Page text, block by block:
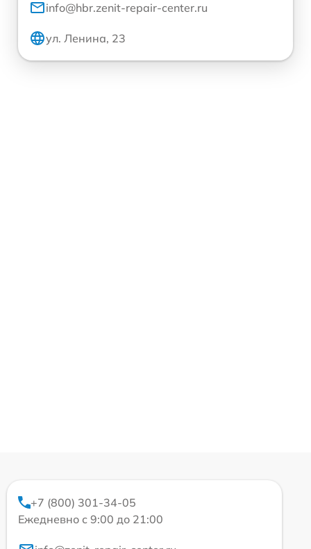
info@hbr.zenit-repair-center.ru
ул. Ленина, 23
+7 (800) 301-34-05
Ежедневно с 9:00 до 21:00